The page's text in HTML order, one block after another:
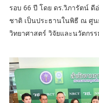
รอบ 66 ปี โดย ดร.วิภารัตน์ ดี
ชาติ เป็นประธานในพิธี ณ ศู
วิทยาศาสตร์ วิจัยและนวัตกร